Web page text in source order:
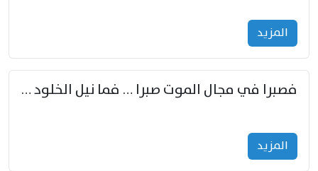
المزید
فصبرا في مجال الموت صبرا … فما نيل الخلود بمستطاع
المزید